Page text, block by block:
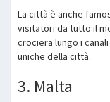
La città è anche
visitatori da tutto il
crociera lungo i
uniche della città.
3. Malta